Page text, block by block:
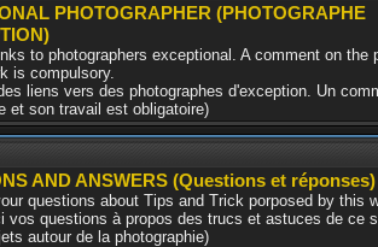
PHOTOGRAPHER (PHOTOGRAPHE
to photographers exceptional. A comment on the
is compulsory.
liens vers des photographes d'exception. Un
et son travail est obligatoire)
AND ANSWERS (Questions et réponses)
questions about Tips and Trick porposed by this
vos questions à propos des trucs et astuces de ce
autour de la photographie)